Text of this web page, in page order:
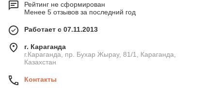
Рейтинг не сформирован
Менее 5 отзывов за последний год
Работает с 07.11.2013
г. Караганда
г.Караганда, пр. Бухар Жырау, 81/1, Караганда,
Казахстан
Контакты